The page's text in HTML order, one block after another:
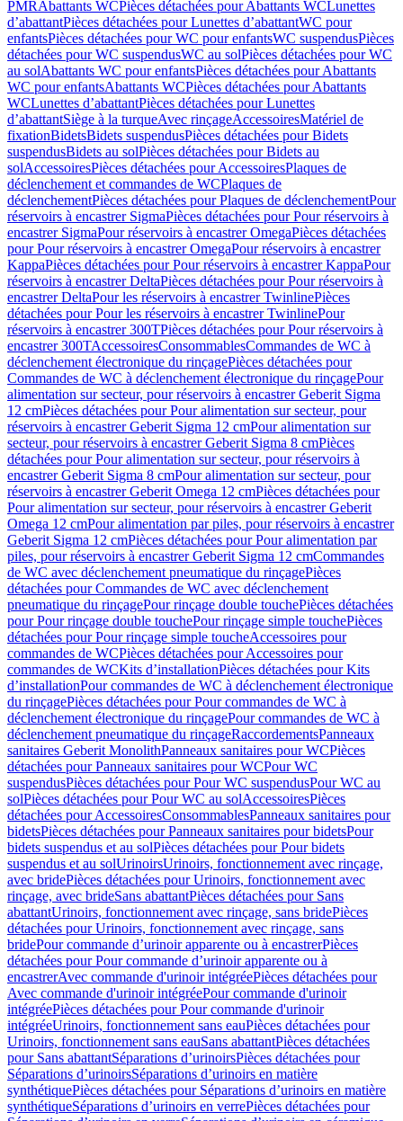
PMRAbattants WCPièces détachées pour Abattants WCLunettes
d’abattantPièces détachées pour Lunettes d’abattantWC pour
enfantsPièces détachées pour WC pour enfantsWC suspendusPièces
détachées pour WC suspendusWC au solPièces détachées pour WC
au solAbattants WC pour enfantsPièces détachées pour Abattants
WC pour enfantsAbattants WCPièces détachées pour Abattants
WCLunettes d’abattantPièces détachées pour Lunettes
d’abattantSiège à la turqueAvec rinçageAccessoiresMatériel de
fixationBidetsBidets suspendusPièces détachées pour Bidets
suspendusBidets au solPièces détachées pour Bidets au
solAccessoiresPièces détachées pour AccessoiresPlaques de
déclenchement et commandes de WCPlaques de
déclenchementPièces détachées pour Plaques de déclenchementPour
réservoirs à encastrer SigmaPièces détachées pour Pour réservoirs à
encastrer SigmaPour réservoirs à encastrer OmegaPièces détachées
pour Pour réservoirs à encastrer OmegaPour réservoirs à encastrer
KappaPièces détachées pour Pour réservoirs à encastrer KappaPour
réservoirs à encastrer DeltaPièces détachées pour Pour réservoirs à
encastrer DeltaPour les réservoirs à encastrer TwinlinePièces
détachées pour Pour les réservoirs à encastrer TwinlinePour
réservoirs à encastrer 300TPièces détachées pour Pour réservoirs à
encastrer 300TAccessoiresConsommablesCommandes de WC à
déclenchement électronique du rinçagePièces détachées pour
Commandes de WC à déclenchement électronique du rinçagePour
alimentation sur secteur, pour réservoirs à encastrer Geberit Sigma
12 cmPièces détachées pour Pour alimentation sur secteur, pour
réservoirs à encastrer Geberit Sigma 12 cmPour alimentation sur
secteur, pour réservoirs à encastrer Geberit Sigma 8 cmPièces
détachées pour Pour alimentation sur secteur, pour réservoirs à
encastrer Geberit Sigma 8 cmPour alimentation sur secteur, pour
réservoirs à encastrer Geberit Omega 12 cmPièces détachées pour
Pour alimentation sur secteur, pour réservoirs à encastrer Geberit
Omega 12 cmPour alimentation par piles, pour réservoirs à encastrer
Geberit Sigma 12 cmPièces détachées pour Pour alimentation par
piles, pour réservoirs à encastrer Geberit Sigma 12 cmCommandes
de WC avec déclenchement pneumatique du rinçagePièces
détachées pour Commandes de WC avec déclenchement
pneumatique du rinçagePour rinçage double touchePièces détachées
pour Pour rinçage double touchePour rinçage simple touchePièces
détachées pour Pour rinçage simple toucheAccessoires pour
commandes de WCPièces détachées pour Accessoires pour
commandes de WCKits d’installationPièces détachées pour Kits
d’installationPour commandes de WC à déclenchement électronique
du rinçagePièces détachées pour Pour commandes de WC à
déclenchement électronique du rinçagePour commandes de WC à
déclenchement pneumatique du rinçageRaccordementsPanneaux
sanitaires Geberit MonolithPanneaux sanitaires pour WCPièces
détachées pour Panneaux sanitaires pour WCPour WC
suspendusPièces détachées pour Pour WC suspendusPour WC au
solPièces détachées pour Pour WC au solAccessoiresPièces
détachées pour AccessoiresConsommablesPanneaux sanitaires pour
bidetsPièces détachées pour Panneaux sanitaires pour bidetsPour
bidets suspendus et au solPièces détachées pour Pour bidets
suspendus et au solUrinoirsUrinoirs, fonctionnement avec rinçage,
avec bridePièces détachées pour Urinoirs, fonctionnement avec
rinçage, avec brideSans abattantPièces détachées pour Sans
abattantUrinoirs, fonctionnement avec rinçage, sans bridePièces
détachées pour Urinoirs, fonctionnement avec rinçage, sans
bridePour commande d’urinoir apparente ou à encastrerPièces
détachées pour Pour commande d’urinoir apparente ou à
encastrerAvec commande d'urinoir intégréePièces détachées pour
Avec commande d'urinoir intégréePour commande d'urinoir
intégréePièces détachées pour Pour commande d'urinoir
intégréeUrinoirs, fonctionnement sans eauPièces détachées pour
Urinoirs, fonctionnement sans eauSans abattantPièces détachées
pour Sans abattantSéparations d’urinoirsPièces détachées pour
Séparations d’urinoirsSéparations d’urinoirs en matière
synthétiquePièces détachées pour Séparations d’urinoirs en matière
synthétiqueSéparations d’urinoirs en verrePièces détachées pour